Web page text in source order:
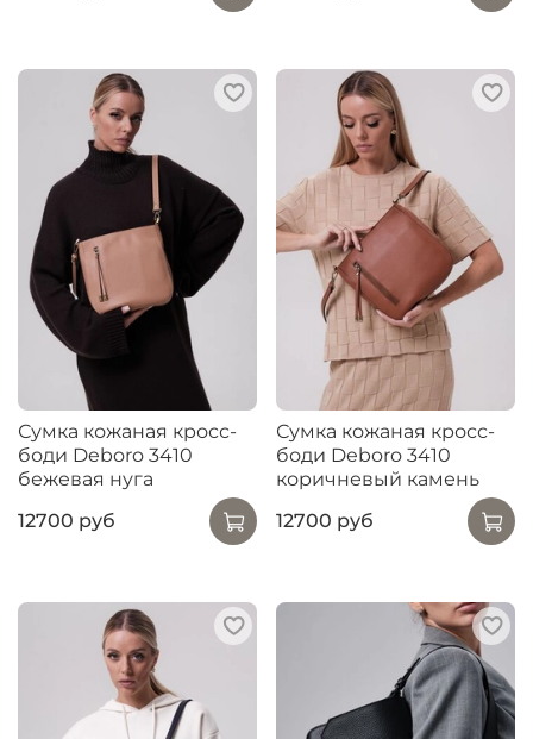
Сумка кожаная кросс-
боди Deboro 3410
бежевая нуга
12700 руб
Сумка кожаная кросс-
боди Deboro 3410
коричневый камень
12700 руб